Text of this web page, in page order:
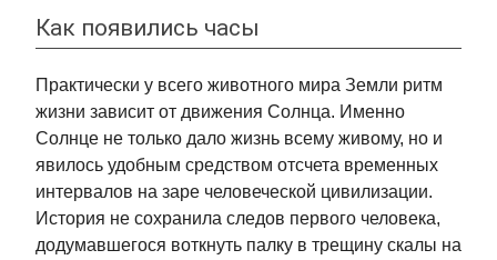
Как появились часы
Практически у всего животного мира Земли ритм
жизни зависит от движения Солнца. Именно
Солнце не только дало жизнь всему живому, но и
явилось удобным средством отсчета временных
интервалов на заре человеческой цивилизации.
История не сохранила следов первого человека,
додумавшегося воткнуть палку в трещину скалы на